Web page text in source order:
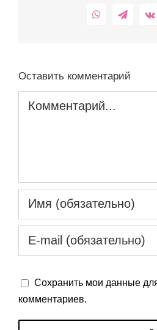
WhatsAppTelegram
Vk
Оставить комментарий
Сохранить мои данные
комментариев.